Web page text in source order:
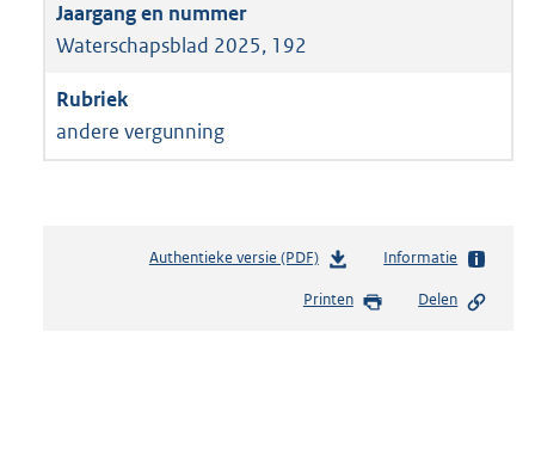
Waterschapsblad 2025, 192
andere vergunning
Authentieke versie (PDF)b
s
Informatie
Printen Delen